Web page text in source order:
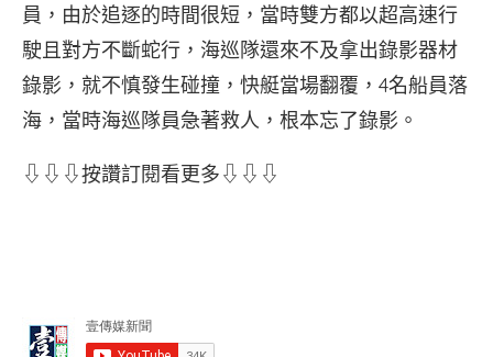
員，由於追逐的時間很短，當時雙方都以超高速行
駛且對方不斷蛇行，海巡隊還來不及拿出錄影器材
錄影，就不慎發生碰撞，快艇當場翻覆，4名船員落
海，當時海巡隊員急著救人，根本忘了錄影。
⇩⇩⇩按讚訂閱看更多⇩⇩⇩